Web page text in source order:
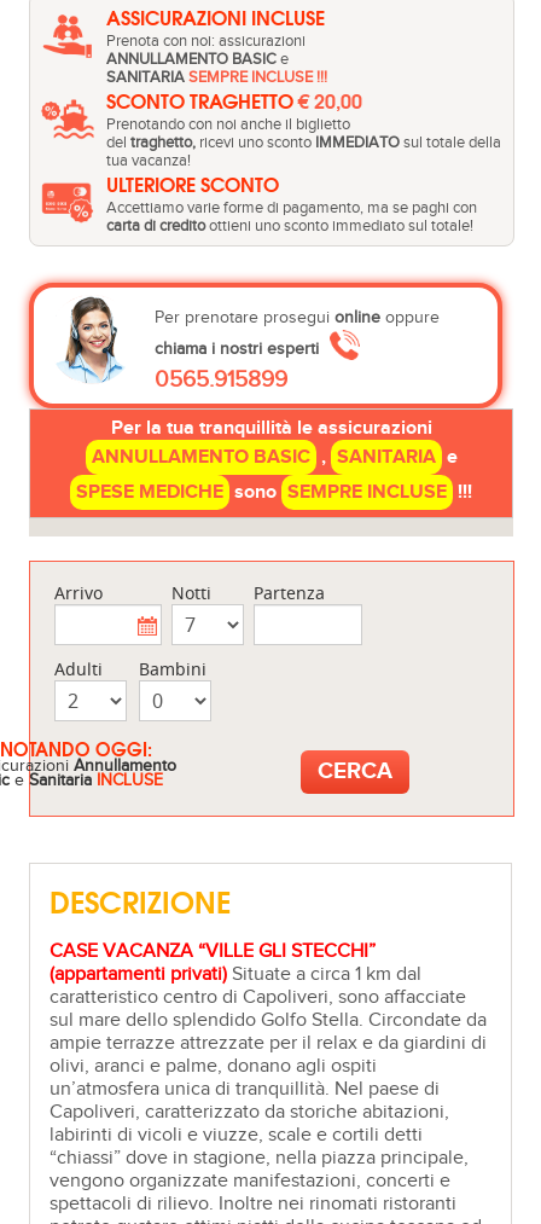
ASSICURAZIONI INCLUSE
Prenota con noi: assicurazioni
ANNULLAMENTO BASIC e
SANITARIA SEMPRE INCLUSE !!!
SCONTO TRAGHETTO€ 20,00
Prenotando con noi anche il biglietto
del traghetto, ricevi uno sconto IMMEDIATO sul totale della
tua vacanza!
ULTERIORE SCONTO
Accettiamo varie forme di pagamento, ma se paghi con
carta di creditoottieni uno sconto immediato sul totale!
Per prenotare prosegui onlineoppure
chiama i nostri esperti
0565.915899
Per la tua tranquillità le assicurazioni
ANNULLAMENTO BASIC , SANITARIA e
SPESE MEDICHE sono SEMPRE INCLUSE !!!
Arrivo Notti Partenza
Adulti Bambini
OGGI:
Annullamento
eSanitaria INCLUSE
DESCRIZIONE
CASE VACANZA “VILLE GLI STECCHI”
(appartamenti privati)Situate a circa 1 km dal
caratteristico centro di Capoliveri, sono affacciate
sul mare dello splendido Golfo Stella. Circondate da
ampie terrazze attrezzate per il relax e da giardini di
olivi, aranci e palme, donano agli ospiti
un’atmosfera unica di tranquillità. Nel paese di
Capoliveri, caratterizzato da storiche abitazioni,
labirinti di vicoli e viuzze, scale e cortili detti
“chiassi” dove in stagione, nella piazza principale,
vengono organizzate manifestazioni, concerti e
spettacoli di rilievo. Inoltre nei rinomati ristoranti